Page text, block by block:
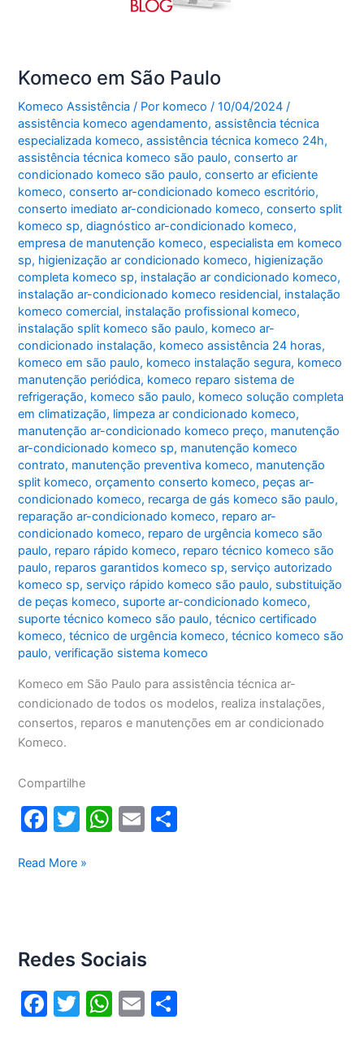
Komeco em São Paulo
Komeco Assistência / Por komeco/10/04/2024/
assistência komeco agendamento,assistência técnica
especializada komeco,assistência técnica komeco 24h,
assistência técnica komeco são paulo,conserto ar
condicionado komeco são paulo,conserto ar eficiente
komeco,conserto ar-condicionado komeco escritório,
conserto imediato ar-condicionado komeco,conserto split
komeco sp,diagnóstico ar-condicionado komeco,
empresa de manutenção komeco,especialista em komeco
sp, higienização ar condicionado komeco, higienização
completa komeco sp, instalação ar condicionado komeco,
instalação ar-condicionado komeco residencial, instalação
komeco comercial, instalação profissional komeco,
instalação split komeco são paulo, komeco ar-
condicionado instalação, komeco assistência 24 horas,
komeco em são paulo, komeco instalação segura, komeco
manutenção periódica, komeco reparo sistema de
refrigeração, komeco são paulo, komeco solução completa
em climatização, limpeza ar condicionado komeco,
manutenção ar-condicionado komeco preço, manutenção
ar-condicionado komeco sp, manutenção komeco
contrato, manutenção preventiva komeco, manutenção
split komeco,orçamento conserto komeco, peças ar-
condicionado komeco, recarga de gás komeco são paulo,
reparação ar-condicionado komeco, reparo ar-
condicionado komeco, reparo de urgência komeco são
paulo, reparo rápido komeco, reparo técnico komeco são
paulo, reparos garantidos komeco sp, serviço autorizado
komeco sp, serviço rápido komeco são paulo, substituição
de peças komeco, suporte ar-condicionado komeco,
suporte técnico komeco são paulo,técnico certificado
komeco,técnico de urgência komeco,técnico komeco são
paulo,verificação sistema komeco
Komeco em São Paulo para assistência técnica ar-
condicionado de todos os modelos, realiza instalações,
consertos, reparos e manutenções em ar condicionado
Komeco.
Compartilhe
F
c
o
o
k
T
itt
W
p
p
E
Komeco
Read More »
Redes Sociais
F
T
W E